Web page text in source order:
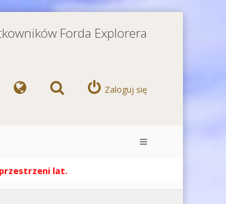
Forda Explorera
Zaloguj się
lat.